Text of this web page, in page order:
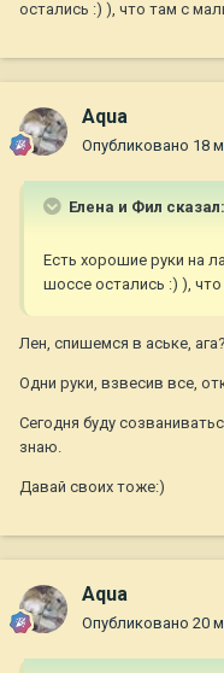
остались :) ), что там с
Aqua
Опубликовано 18
Елена и Фил сказал:
Есть хорошие руки на
шоссе остались :) ),
Лен, спишемся в аське, ага?
Одни руки, взвесив все,
Сегодня буду
знаю.
Давай своих тоже:)
Aqua
Опубликовано 20